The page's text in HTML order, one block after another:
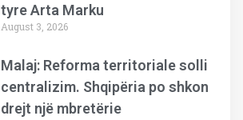
tyre Arta Marku
August 3, 2026
Malaj: Reforma territoriale solli
centralizim. Shqipëria po shkon
drejt një mbretërie